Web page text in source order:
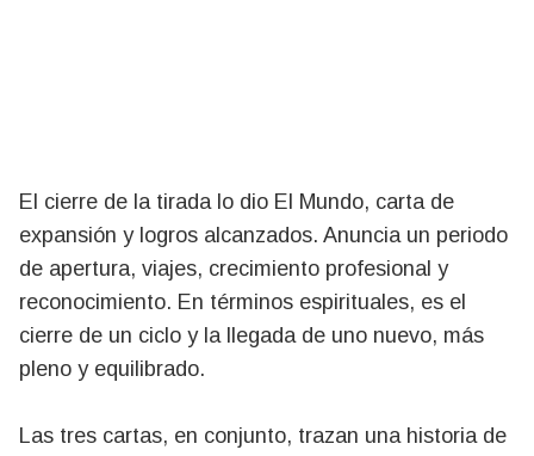
El cierre de la tirada lo dio El Mundo, carta de
expansión y logros alcanzados. Anuncia un periodo
de apertura, viajes, crecimiento profesional y
reconocimiento. En términos espirituales, es el
cierre de un ciclo y la llegada de uno nuevo, más
pleno y equilibrado.
Las tres cartas, en conjunto, trazan una historia de